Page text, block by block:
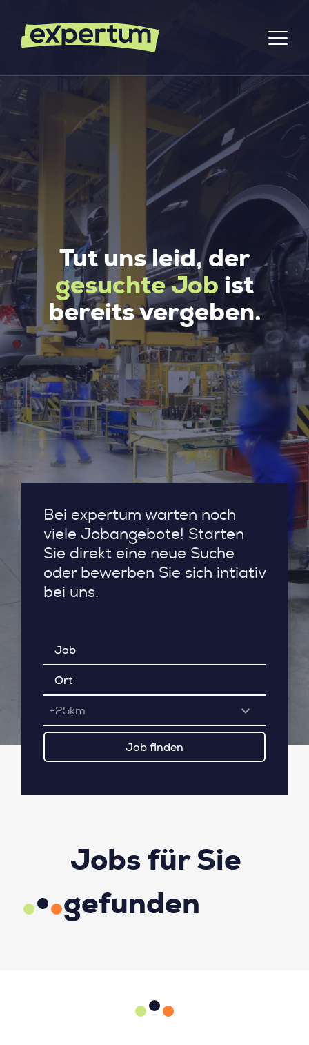
Tut uns leid, der
gesuchte Job ist
bereits vergeben.
Bei expertum warten noch
viele Jobangebote! Starten
Sie direkt eine neue Suche
oder bewerben Sie sich intiativ
bei uns.
+25km